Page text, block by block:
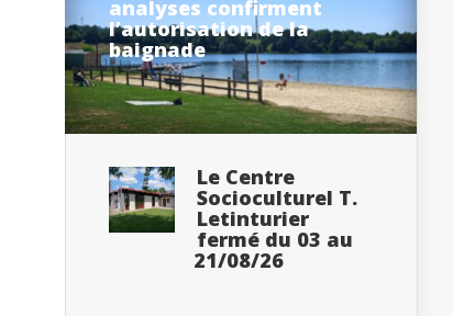
analyses confirment
l’autorisation de la
baignade
Le Centre
Socioculturel T.
Letinturier
fermé du 03 au
21/08/26